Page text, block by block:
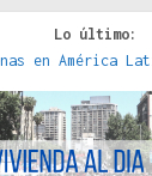
Lo último:
en América
espacialización
y
choca con el